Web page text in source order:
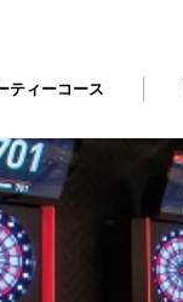
ティーコース